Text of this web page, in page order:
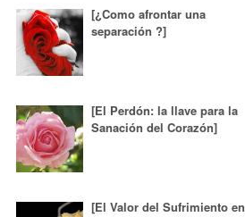
[¿Como afrontar una
separación ?]
[El Perdón: la llave para la
Sanación del Corazón]
[El Valor del Sufrimiento en